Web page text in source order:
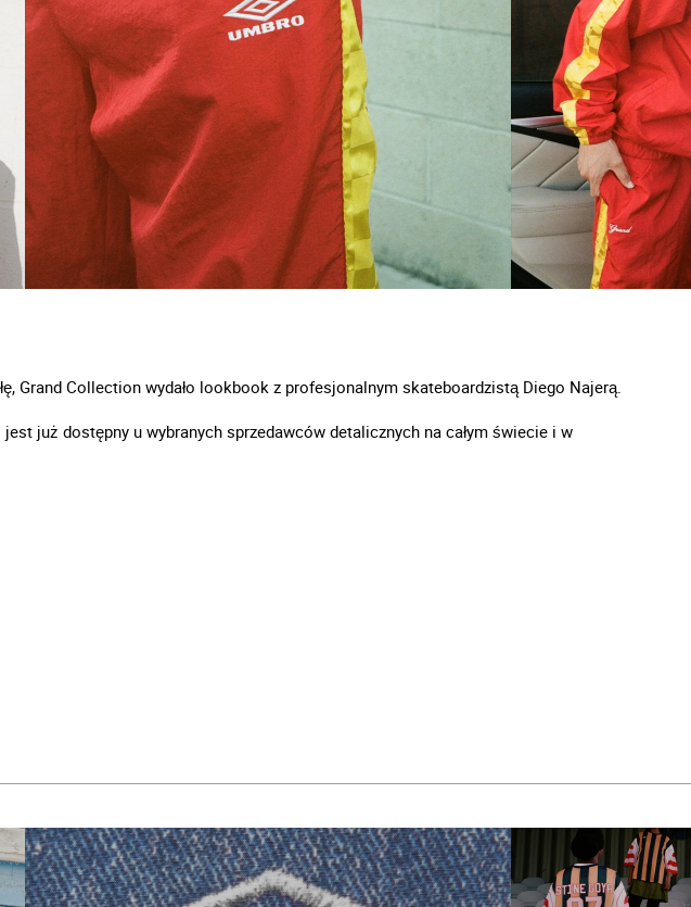
Grand Collection wydało lookbook z profesjonalnym skateboardzistą Diego Najerą.
już dostępny u wybranych sprzedawców detalicznych na całym świecie i w